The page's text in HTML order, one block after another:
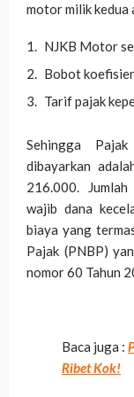
motor milik kedua
NJKB Motor
Bobot
Tarif pajak
Sehingga
dibayarkan
216.000.
wajib dana
biaya yang
Pajak (PNBP)
nomor 60 Tahun
Baca juga :
Ribet Kok!